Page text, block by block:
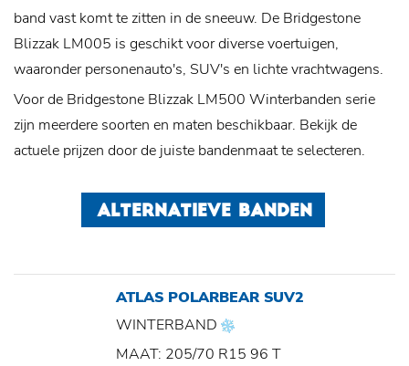
band vast komt te zitten in de sneeuw. De Bridgestone
Blizzak LM005 is geschikt voor diverse voertuigen,
waaronder personenauto's, SUV's en lichte vrachtwagens.
Voor de Bridgestone Blizzak LM500 Winterbanden serie
zijn meerdere soorten en maten beschikbaar. Bekijk de
actuele prijzen door de juiste bandenmaat te selecteren.
ALTERNATIEVE BANDEN
ATLAS POLARBEAR SUV2
WINTERBAND
MAAT: 205/70 R15 96 T